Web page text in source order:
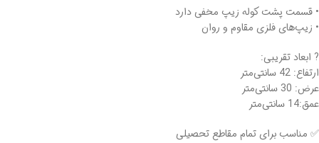
• قسمت پشت کوله زیپ مخفی دارد
• زیپ‌های فلزی مقاوم و روان
? ابعاد تقریبی:
ارتفاع: 42 سانتی‌متر
عرض: 30 سانتی‌متر
عمق:14 سانتی‌متر
✅ مناسب برای تمام مقاطع تحصیلی